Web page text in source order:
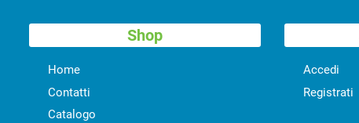
Shop
Home
Contatti
Catalogo
Accedi
Registrati